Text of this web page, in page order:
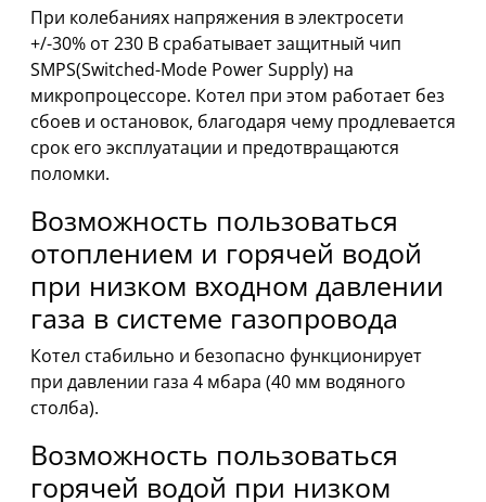
При колебаниях напряжения в электросети
+/-30% от 230 В срабатывает защитный чип
SMPS(Switched-Mode Power Supply) на
микропроцессоре. Котел при этом работает без
сбоев и остановок, благодаря чему продлевается
срок его эксплуатации и предотвращаются
поломки.
Возможность пользоваться
отоплением и горячей водой
при низком входном давлении
газа в системе газопровода
Котел стабильно и безопасно функционирует
при давлении газа 4 мбара (40 мм водяного
столба).
Возможность пользоваться
горячей водой при низком